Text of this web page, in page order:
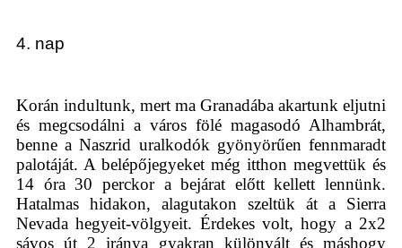
4. nap
Korán indultunk, mert ma Granadába akartunk eljutni
és megcsodálni a város fölé magasodó Alhambrát,
benne a Naszrid uralkodók gyönyörűen fennmaradt
palotáját. A belépőjegyeket még itthon megvettük és
14 óra 30 perckor a bejárat előtt kellett lennünk.
Hatalmas hidakon, alagutakon szeltük át a Sierra
Nevada hegyeit-völgyeit. Érdekes volt, hogy a 2x2
sávos út 2 iránya gyakran különvált és máshogy